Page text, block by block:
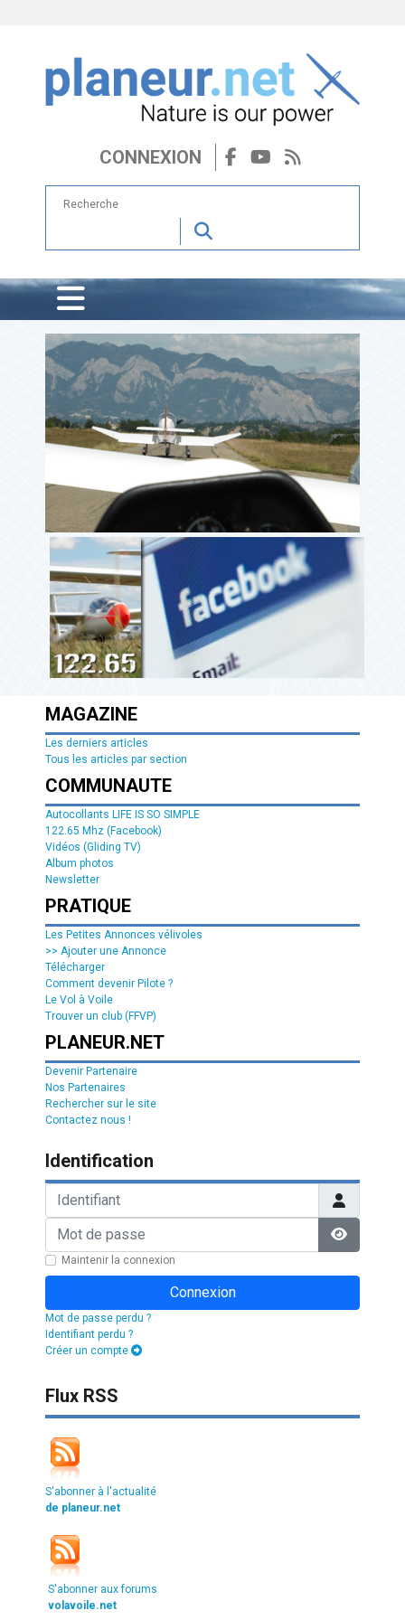
CONNEXION
MAGAZINE
Les derniers articles
Tous les articles par section
COMMUNAUTE
Autocollants LIFE IS SO SIMPLE
122.65 Mhz (Facebook)
Vidéos (Gliding TV)
Album photos
Newsletter
PRATIQUE
Les Petites Annonces vélivoles
>> Ajouter une Annonce
Télécharger
Comment devenir Pilote ?
Le Vol à Voile
Trouver un club (FFVP)
PLANEUR.NET
Devenir Partenaire
Nos Partenaires
Rechercher sur le site
Contactez nous !
Identification
Identifiant
Mot de passe
Afficher
Maintenir la connexion
Connexion
Mot de passe perdu ?
Identifiant perdu ?
Créer un compte
Flux RSS
S'abonner à l'actualité
de planeur.net
S'abonner aux forums
volavoile.net